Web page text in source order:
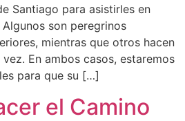
Santiago para asistirles en
son peregrinos
mientras que otros hacen
En ambos casos, estaremos
para que su […]
el Camino